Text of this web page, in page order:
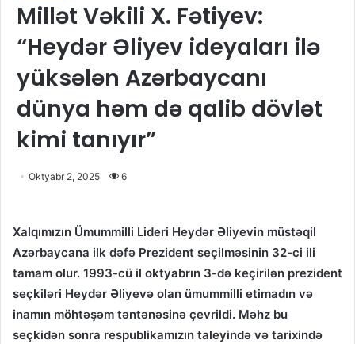
Millət Vəkili X. Fətiyev:
“Heydər Əliyev ideyaları ilə
yüksələn Azərbaycanı
dünya həm də qalib dövlət
kimi tanıyır”
Oktyabr 2, 2025 6
Xalqımızın Ümummilli Lideri Heydər Əliyevin müstəqil
Azərbaycana ilk dəfə Prezident seçilməsinin 32-ci ili
tamam olur. 1993-cü il oktyabrın 3-də keçirilən prezident
seçkiləri Heydər Əliyevə olan ümummilli etimadın və
inamın möhtəşəm təntənəsinə çevrildi. Məhz bu
seçkidən sonra respublikamızın taleyində və tarixində